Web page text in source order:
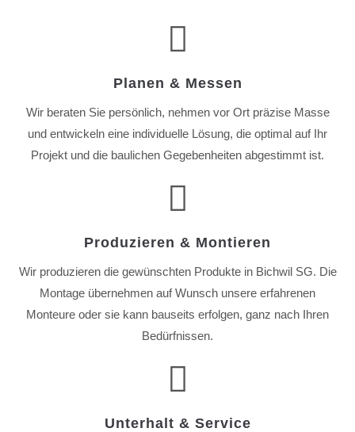
Planen & Messen
Wir beraten Sie persönlich, nehmen vor Ort präzise Masse
und entwickeln eine individuelle Lösung, die optimal auf Ihr
Projekt und die baulichen Gegebenheiten abgestimmt ist.
Produzieren & Montieren
Wir produzieren die gewünschten Produkte in Bichwil SG. Die
Montage übernehmen auf Wunsch unsere erfahrenen
Monteure oder sie kann bauseits erfolgen, ganz nach Ihren
Bedürfnissen.
Unterhalt & Service